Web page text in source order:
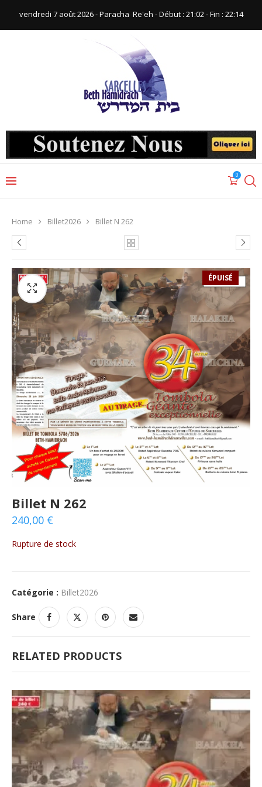
vendredi 7 août 2026 - Paracha ‪ Re'eh‬ - Début : 21:02‬ - Fin : ‪22:14‬
0
Home Billet2026 Billet N 262
ÉPUISÉ
Billet N 262
240,00 €
Rupture de stock
Catégorie : Billet2026
Share
RELATED PRODUCTS